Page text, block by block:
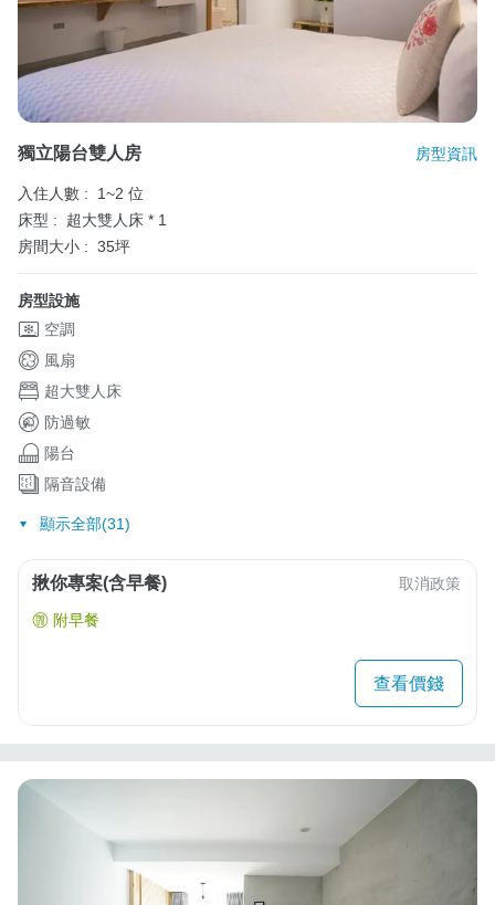
獨立陽台雙人房 房型資訊
入住人數 :
1~2 位
床型 :
超大雙人床 * 1
房間大小 : 35坪
房型設施
空調
風扇
超大雙人床
防過敏
陽台
隔音設備
顯示全部(31)
揪你專案(含早餐) 取消政策
附早餐
查看價錢